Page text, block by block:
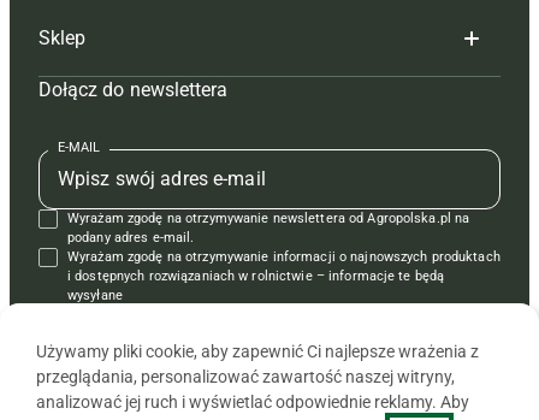
Tagi
Mapa serwisu
Kontakt
Regulamin
Polityka prywatności
Hoduj z głową świnie
Prenumerata
Redakcja
Kontakt
Reklama
Redakcja
Prenumerata
Reklama
Kontakt
Krzyżówki
Sklep
Czasopisma i prenumerata
Książki
Regulamin
Dołącz do newslettera
E-MAIL
Wyrażam zgodę na otrzymywanie newslettera od Agropolska.pl na
podany adres e-mail.
Wyrażam zgodę na otrzymywanie informacji o najnowszych produktach
i dostępnych rozwiązaniach w rolnictwie – informacje te będą
wysyłane
Używamy pliki cookie, aby zapewnić Ci najlepsze wrażenia z
przeglądania, personalizować zawartość naszej witryny,
analizować jej ruch i wyświetlać odpowiednie reklamy. Aby